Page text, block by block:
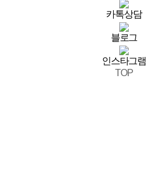
카톡상담
블로그
인스타그램
TOP